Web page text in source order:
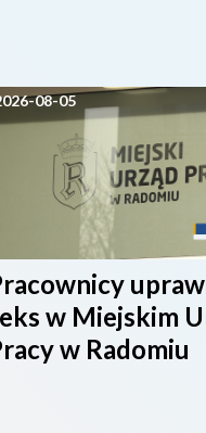
08-05
w Miejskim
w Radomiu